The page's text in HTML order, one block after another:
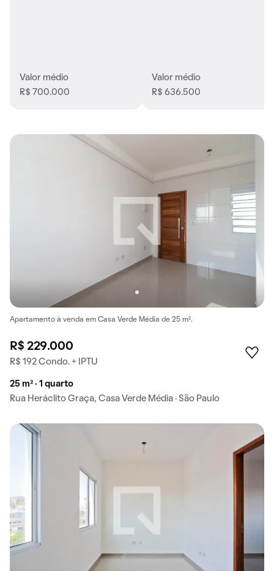
Valor médio
R$ 700.000
Valor médio
R$ 636.500
Apartamento à venda em Casa Verde Média de 25 m².
R$ 229.000
R$ 192 Condo. + IPTU
25 m² · 1 quarto
Rua Heráclito Graça, Casa Verde Média · São Paulo